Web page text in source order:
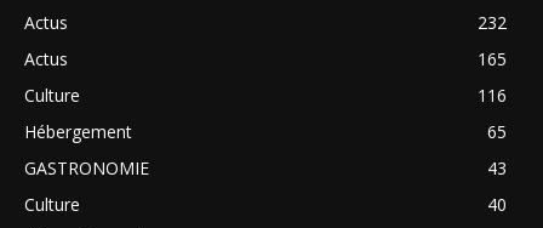
Actus
232
Actus
165
Culture
116
Hébergement
65
GASTRONOMIE
43
Culture
40